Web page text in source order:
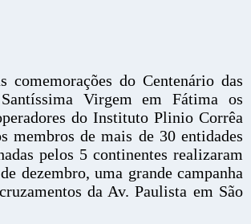
comemorações do Centenário das
Virgem em Fátima os
do Instituto Plinio Corrêa
membros de mais de 30 entidades
pelos 5 continentes realizaram
dezembro, uma grande campanha
da Av. Paulista em São